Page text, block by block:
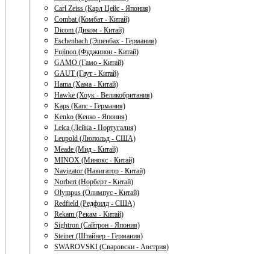
Carl Zeiss (Карл Цейс - Япония)
Combat (Комбат - Китай)
Dicom (Диком - Китай)
Eschenbach (Эшенбах - Германия)
Fujinon (Фуджинон - Китай)
GAMO (Гамо - Китай)
GAUT (Гаут - Китай)
Hama (Хама - Китай)
Hawke (Хоук - Великобритания)
Kaps (Капс - Германия)
Kenko (Кенко - Япония)
Leica (Лейка - Португалия)
Leupold (Люпольд - США)
Meade (Мид - Китай)
MINOX (Минокс - Китай)
Navigator (Навигатор - Китай)
Norbert (Норберт - Китай)
Olympus (Олимпус - Китай)
Redfield (Редфилд - США)
Rekam (Рекам - Китай)
Sightron (Сайтрон - Япония)
Steiner (Штайнер - Германия)
SWAROVSKI (Сваровски - Австрия)